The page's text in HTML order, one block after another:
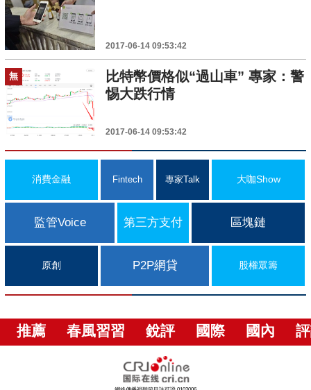
2017-06-14 09:53:42
無
比特幣價格似“過山車” 專家：警
惕大跌行情
2017-06-14 09:53:42
消費金融 Fintech 專家Talk 大咖Show
監管Voice 第三方支付 區塊鏈
原創 P2P網貸 股權眾籌
推薦 春風習習 銳評 國際 國內